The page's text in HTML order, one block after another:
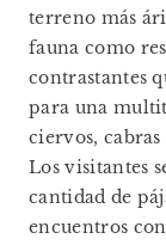
terreno más
fauna como
contrastantes
para una
ciervos,
Los visitantes
cantidad de
encuentros